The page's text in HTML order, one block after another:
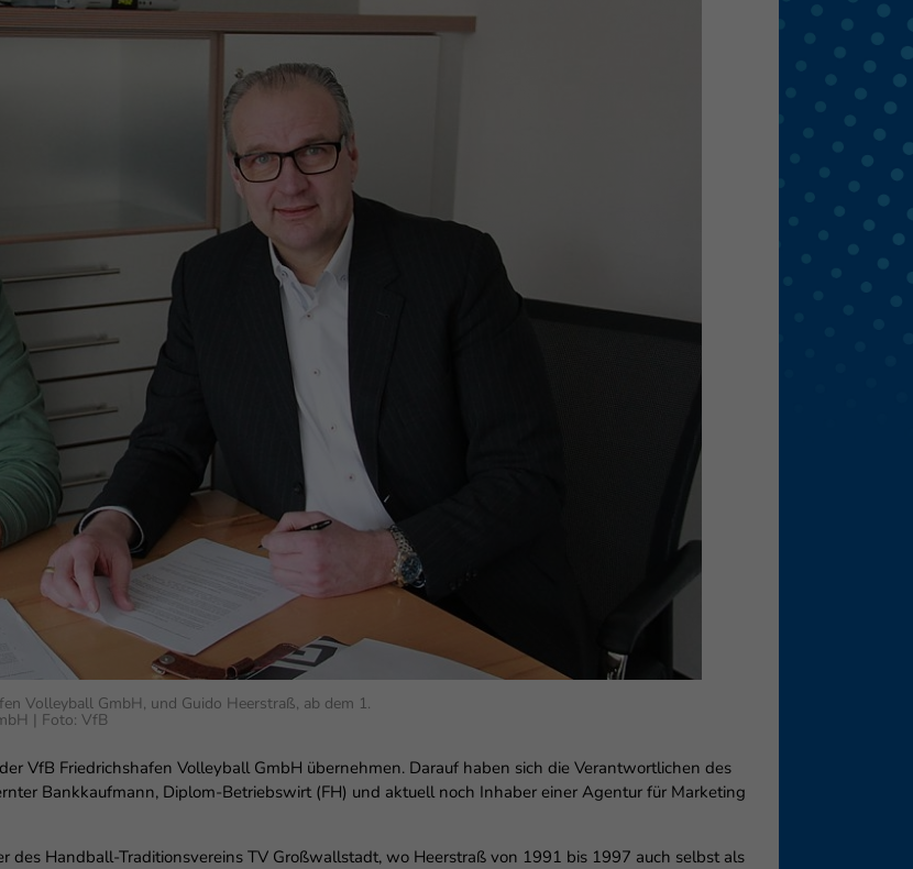
Volleyball GmbH, und Guido Heerstraß, ab dem 1.
| Foto: VfB
VfB Friedrichshafen Volleyball GmbH übernehmen. Darauf haben sich die Verantwortlichen des
Bankkaufmann, Diplom-Betriebswirt (FH) und aktuell noch Inhaber einer Agentur für Marketing
des Handball-Traditionsvereins TV Großwallstadt, wo Heerstraß von 1991 bis 1997 auch selbst als
und andere Technologien auf unserer Website. Einige von
Personenbezogene Daten können verarbeitet werden (z.
z. B. für personalisierte Anzeigen und Inhalte oder Anzeigen- und
Weitere Informationen über die Verwendung Ihrer Daten finden
Übersicht über alle verwendeten Cookies. Sie können Ihre
Kategorien geben oder sich weitere Informationen anzeigen
bestimmte Cookies auswählen.
Nur essenzielle Cookies akzeptieren
ermöglichen grundlegende Funktionen und sind für die einwandfreie
erforderlich.
(6)
und Social-Media-Plattformen werden standardmäßig
von externen Medien akzeptiert werden, bedarf der Zugriff auf
manuellen Einwilligung mehr.
Cookie-Informationen anzeigen
Datenschutzerklärung Impressum